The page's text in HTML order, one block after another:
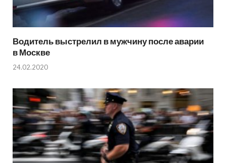
Водитель выстрелил в мужчину после аварии
в Москве
24.02.2020